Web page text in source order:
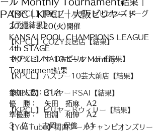
【KPCL】関西プールチャンピオンズリーグ
【予選結果】
【KPCL】COZY長居店【結果】
【KPCL】NADAビリヤード【結果】
【KPCL】ハスラー10芸大前店【結果】
【KPCL】ビリヤードSAI【結果】
【KPCL】ビリヤードウィリー【結果】
【YouTube】関西プールチャンピオンズリー
PABC｜KPCL｜大阪ビリヤード
2022.12.20(火)開催
KANSAI POOL CHAMPIONS LEAGUE
4th STAGE
マグスミノエ 10ボール Monthly
Tournament結果
参加人数：31名
優　勝：　矢田　拓麻　A2
準優勝：　田淵　和伸　A2
3　位：　吉岡　保俊　A1